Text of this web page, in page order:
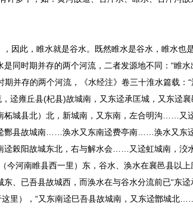
因此，睢水就是谷水。既然睢水是谷水，睢水也
同时期并存的两个河流，二者发源地不同：“睢
并存的两个河流，《水经注》卷三十淮水篇载：
迳雍丘县(杞县)故城南，又东迳承匡城，又东迳
柘城县北）北，新城南，又东南，左合明沟……
县故城南……涣水又东南迳费亭南……涣水又东
榖阳故城东北，右与解水会……又迳虹城南，
今河南睢县西一里）东，谷水、涣水在襄邑县以
、已吾县故城西，而涣水在与谷水分流前已“东迳
里），“又东南迳巳吾县故城南，又东迳鄫城北